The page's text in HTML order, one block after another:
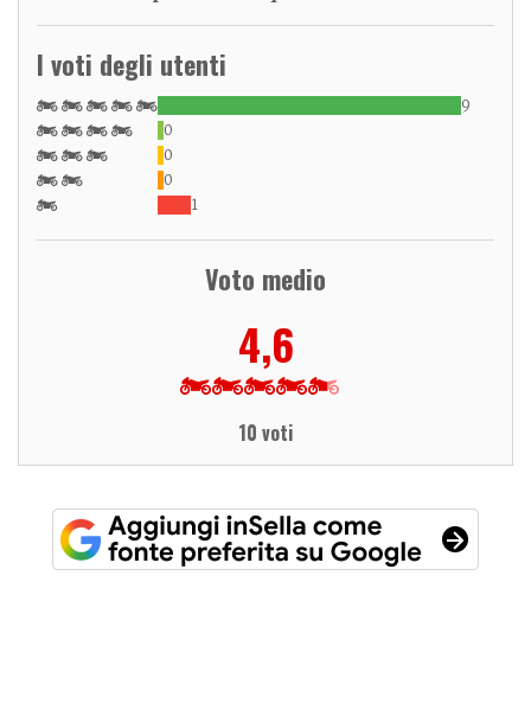
I voti degli utenti
9
0
0
0
1
Voto medio
4,6
10 voti